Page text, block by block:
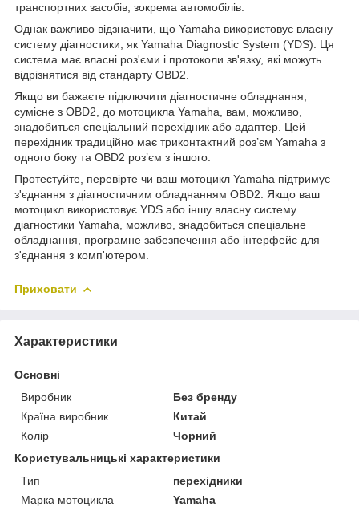
транспортних засобів, зокрема автомобілів.
Однак важливо відзначити, що Yamaha використовує власну
систему діагностики, як Yamaha Diagnostic System (YDS). Ця
система має власні роз'єми і протоколи зв'язку, які можуть
відрізнятися від стандарту OBD2.
Якщо ви бажаєте підключити діагностичне обладнання,
сумісне з OBD2, до мотоцикла Yamaha, вам, можливо,
знадобиться спеціальний перехідник або адаптер. Цей
перехідник традиційно має триконтактний роз’єм Yamaha з
одного боку та OBD2 роз’єм з іншого.
Протестуйте, перевірте чи ваш мотоцикл Yamaha підтримує
з'єднання з діагностичним обладнанням OBD2. Якщо ваш
мотоцикл використовує YDS або іншу власну систему
діагностики Yamaha, можливо, знадобиться спеціальне
обладнання, програмне забезпечення або інтерфейс для
з'єднання з комп'ютером.
Приховати
Характеристики
Основні
Виробник
Без бренду
Країна виробник
Китай
Колір
Чорний
Користувальницькі характеристики
Тип
перехідники
Марка мотоцикла
Yamaha